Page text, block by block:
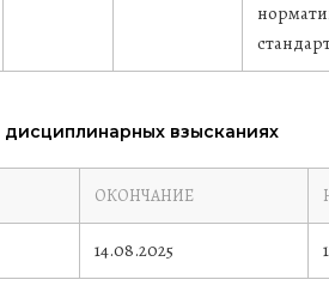
взысканиях
ОКОНЧАНИЕ
14.08.2025